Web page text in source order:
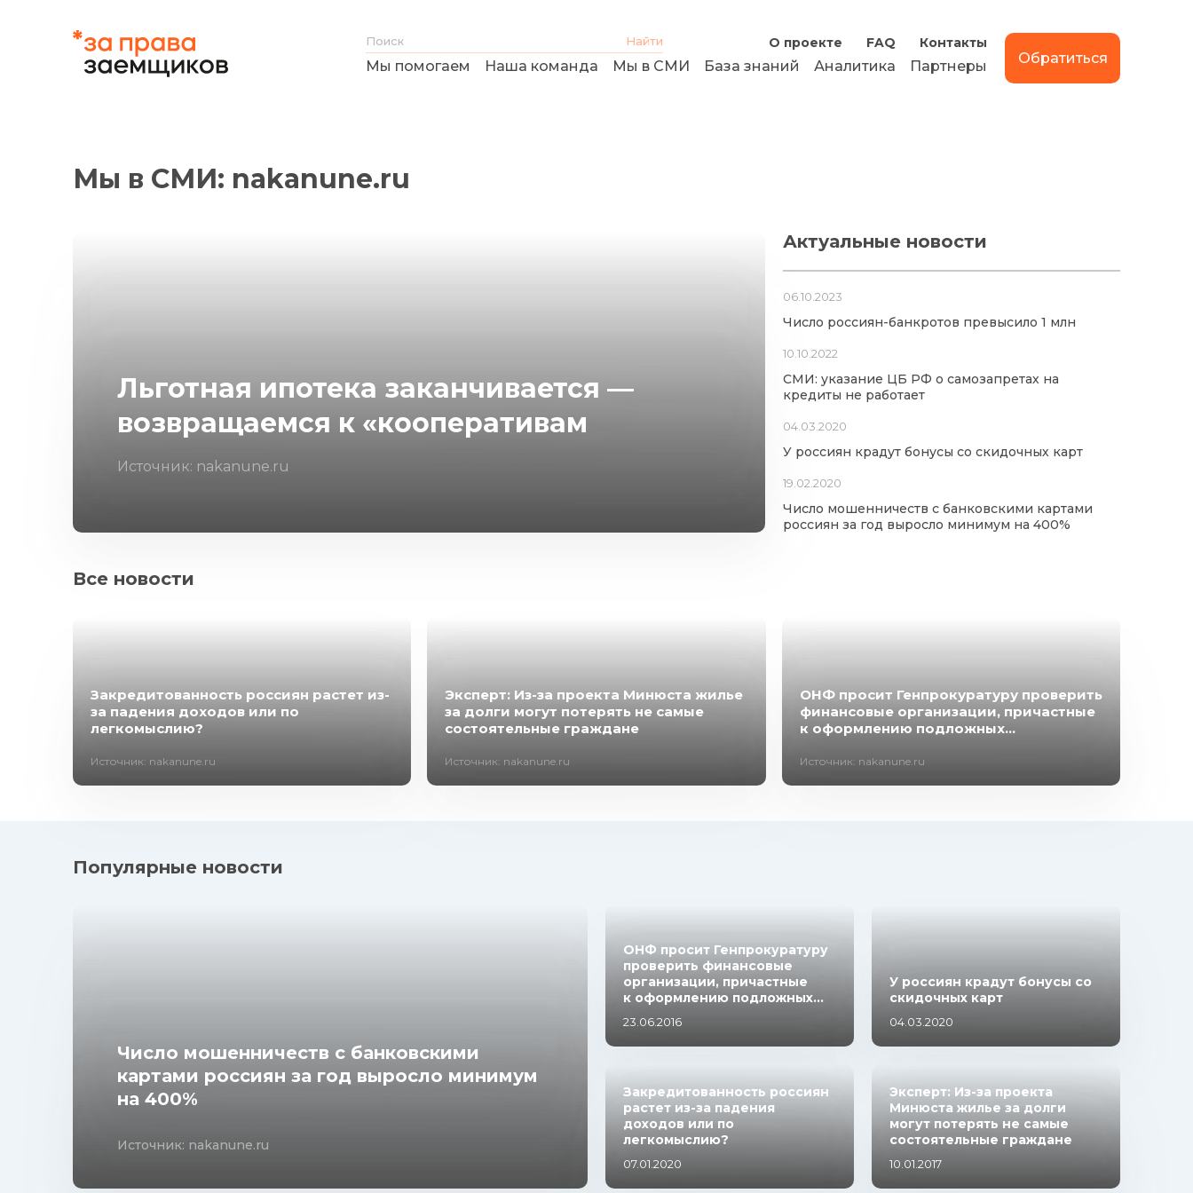
О проекте FAQ Контакты
Мы помогаем Наша команда Мы в СМИ База знаний Аналитика Партнеры Обратиться
Мы в СМИ: nakanune.ru
Льготная ипотека заканчивается —
возвращаемся к «кооперативам
Источник: nakanune.ru
Актуальные новости
06.10.2023
Число россиян-банкротов превысило 1 млн
10.10.2022
СМИ: указание ЦБ РФ о самозапретах на
кредиты не работает
04.03.2020
У россиян крадут бонусы со скидочных карт
19.02.2020
Число мошенничеств с банковскими картами
россиян за год выросло минимум на 400%
Все новости
Закредитованность россиян растет из-
за падения доходов или по
легкомыслию?
Источник: nakanune.ru
Эксперт: Из-за проекта Минюста жилье
за долги могут потерять не самые
состоятельные граждане
Источник: nakanune.ru
ОНФ просит Генпрокуратуру проверить
финансовые организации, причастные
к оформлению подложных...
Источник: nakanune.ru
Популярные новости
Число мошенничеств с банковскими
картами россиян за год выросло минимум
на 400%
Источник: nakanune.ru
ОНФ просит Генпрокуратуру
проверить финансовые
организации, причастные
к оформлению подложных...
23.06.2016
У россиян крадут бонусы со
скидочных карт
04.03.2020
Закредитованность россиян
растет из-за падения
доходов или по
легкомыслию?
07.01.2020
Эксперт: Из-за проекта
Минюста жилье за долги
могут потерять не самые
состоятельные граждане
10.01.2017